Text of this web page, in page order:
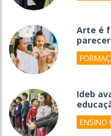
Arte é
parecer
Ideb
ENSINO